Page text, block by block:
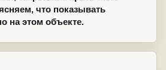
что показывать
на этом объекте.